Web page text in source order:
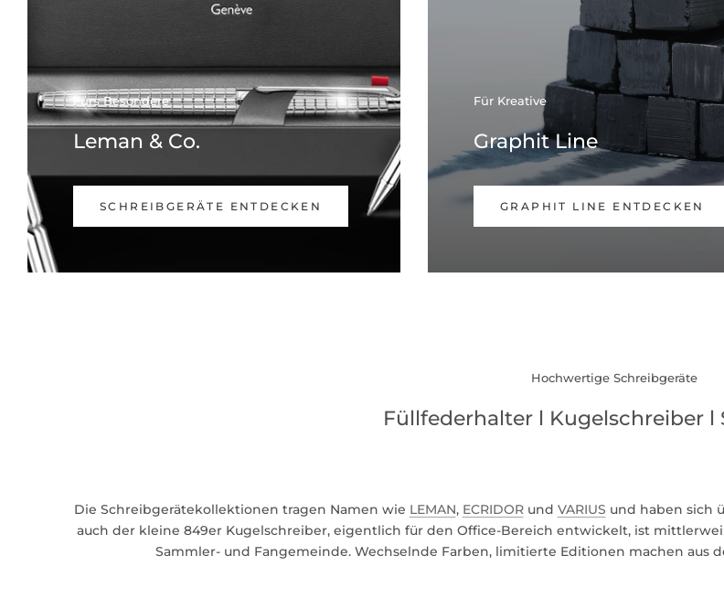
Fürs Besondere
Leman & Co.
SCHREIBGERÄTE ENTDECKEN
Für Kreative
Graphit Line
GRAPHIT LINE ENTDECKEN
Hochwertige Schreibgeräte
Füllfederhalter l Kugelschreiber l
Die Schreibgerätekollektionen tragen Namen wie LEMAN, ECRIDORund VARIUS und haben sich
auch der kleine 849er Kugelschreiber, eigentlich für den Office-Bereich entwickelt, ist
Sammler- und Fangemeinde. Wechselnde Farben, limitierte Editionen machen aus